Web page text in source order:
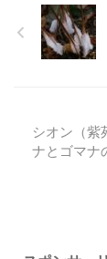
ウ（梅鉢草 ...
ます。 シロバ
は２０数年育
すが、奥日光
上の写真は購
芸品種かもし
シオン（紫
ナとゴマナ